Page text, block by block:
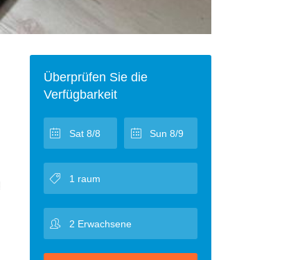
Überprüfen Sie die
Verfügbarkeit